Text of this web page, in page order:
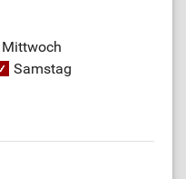
Mittwoch
Samstag